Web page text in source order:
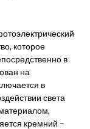
которое
в
на
в
света
кремний –